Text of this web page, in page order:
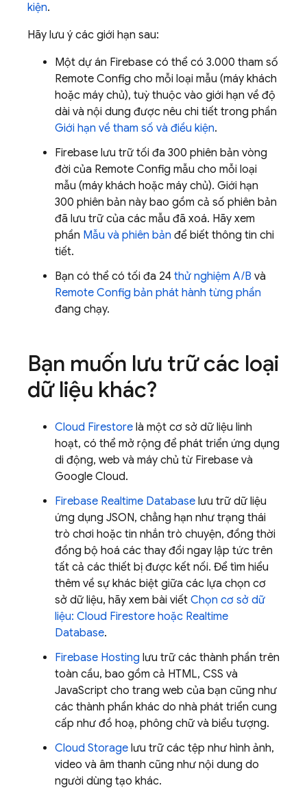
kiện.
Hãy lưu ý các giới hạn sau:
Một dự án Firebase có thể có 3.000 tham số
Remote Config cho mỗi loại mẫu (máy khách
hoặc máy chủ), tuỳ thuộc vào giới hạn về độ
dài và nội dung được nêu chi tiết trong phần
Giới hạn về tham số và điều kiện.
Firebase lưu trữ tối đa 300 phiên bản vòng
đời của Remote Config mẫu cho mỗi loại
mẫu (máy khách hoặc máy chủ). Giới hạn
300 phiên bản này bao gồm cả số phiên bản
đã lưu trữ của các mẫu đã xoá. Hãy xem
phần Mẫu và phiên bản để biết thông tin chi
tiết.
Bạn có thể có tối đa 24 thử nghiệm A/B và
Remote Config bản phát hành từng phần
đang chạy.
Bạn muốn lưu trữ các loại
dữ liệu khác?
Cloud Firestore là một cơ sở dữ liệu linh
hoạt, có thể mở rộng để phát triển ứng dụng
di động, web và máy chủ từ Firebase và
Google Cloud.
Firebase Realtime Database lưu trữ dữ liệu
ứng dụng JSON, chẳng hạn như trạng thái
trò chơi hoặc tin nhắn trò chuyện, đồng thời
đồng bộ hoá các thay đổi ngay lập tức trên
tất cả các thiết bị được kết nối. Để tìm hiểu
thêm về sự khác biệt giữa các lựa chọn cơ
sở dữ liệu, hãy xem bài viết Chọn cơ sở dữ
liệu: Cloud Firestore hoặc Realtime
Database.
Firebase Hosting lưu trữ các thành phần trên
toàn cầu, bao gồm cả HTML, CSS và
JavaScript cho trang web của bạn cũng như
các thành phần khác do nhà phát triển cung
cấp như đồ hoạ, phông chữ và biểu tượng.
Cloud Storage lưu trữ các tệp như hình ảnh,
video và âm thanh cũng như nội dung do
người dùng tạo khác.